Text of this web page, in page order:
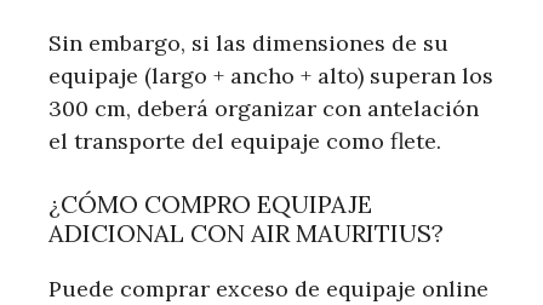
Sin embargo, si las dimensiones de su
equipaje (largo + ancho + alto) superan los
300 cm, deberá organizar con antelación
el transporte del equipaje como flete.
¿CÓMO COMPRO EQUIPAJE
ADICIONAL CON AIR MAURITIUS?
Puede comprar exceso de equipaje online